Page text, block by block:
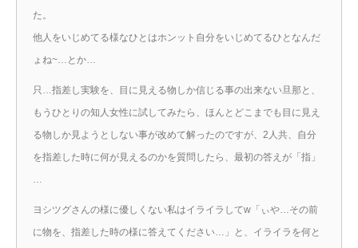
た。
他人をいじめてる様なひとはホンット自分をいじめてるひとなんだ
ょね~…とか…
只…指差し実験を、目に見える物しか信じる事の出来ない旦那と、
もうひとりの知人女性に試してみたら、ほんとどこまでも目に見え
る物しか見ようとしない事が改めて解ったのですが、2人共、自分
を指差した時に何が見えるのかを質問したら、最初の答えが「指」
…
ヨシツグさんの様に優しくない私はイライラしてw「ぃや…その前
に物を、指差した時の様に答えてください…」と、イライラを何と